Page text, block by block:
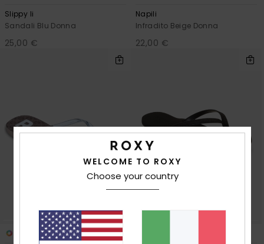
Slippy Ii
Sandali Blu Donna
25,00 €
Napili
Infradito Beige Donna
22,00 €
FIBRA RICICLATA
WELCOME TO ROXY
Choose your country